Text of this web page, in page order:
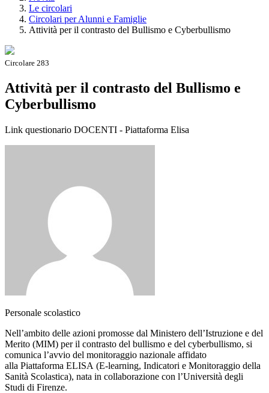
Le circolari
Circolari per Alunni e Famiglie
Attività per il contrasto del Bullismo e Cyberbullismo
Circolare 283
Attività per il contrasto del Bullismo e
Cyberbullismo
Link questionario DOCENTI - Piattaforma Elisa
Personale scolastico
Nell’ambito delle azioni promosse dal Ministero dell’Istruzione e del
Merito (MIM) per il contrasto del bullismo e del cyberbullismo, si
comunica l’avvio del monitoraggio nazionale affidato
alla Piattaforma ELISA (E-learning, Indicatori e Monitoraggio della
Sanità Scolastica), nata in collaborazione con l’Università degli
Studi di Firenze.